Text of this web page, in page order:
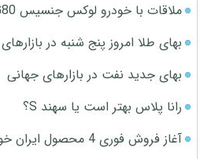
ملاقات با خودرو لوکس جنسیس G80 در ایران
بهای طلا امروز پنج شنبه در
بهای جدید نفت در بازارهای جهانی
رانا پلاس بهتر است یا سهند S؟
آغاز فروش فوری 4 محصول ایران خودرو در نمایندگی‌ها